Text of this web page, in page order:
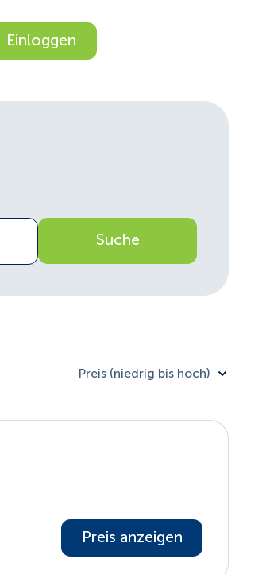
Einloggen
Suche
Preis (niedrig bis hoch)
Preis anzeigen